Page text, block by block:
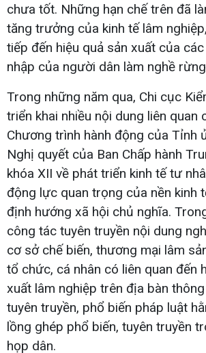
chưa tốt. Những hạn chế trên đã
tăng trưởng của kinh tế lâm
tiếp đến hiệu quả sản xuất của
nhập của người dân làm nghề
Trong những năm qua, Chi cục
triển khai nhiều nội dung liên quan
Chương trình hành động của Tỉnh
Nghị quyết của Ban Chấp hành
khóa XII về phát triển kinh tế tư
động lực quan trọng của nền kinh
định hướng xã hội chủ nghĩa.
công tác tuyên truyền nội dung
cơ sở chế biến, thương mại lâm
tổ chức, cá nhân có liên quan đến
xuất lâm nghiệp trên địa bàn
tuyên truyền, phổ biến pháp luật
lồng ghép phổ biến, tuyên truyền
họp dân.